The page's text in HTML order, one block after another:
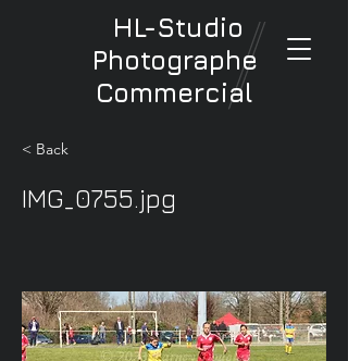
HL-Studio
Photographe
Commercial
< Back
IMG_0755.jpg